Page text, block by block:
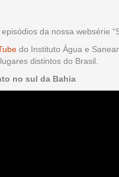
da nossa websérie
do Instituto Água e
distintos do Brasil.
no sul da Bahia